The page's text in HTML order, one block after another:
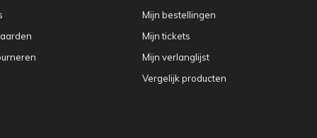
Mijn bestellingen
Mijn tickets
Mijn verlanglijst
Vergelijk producten